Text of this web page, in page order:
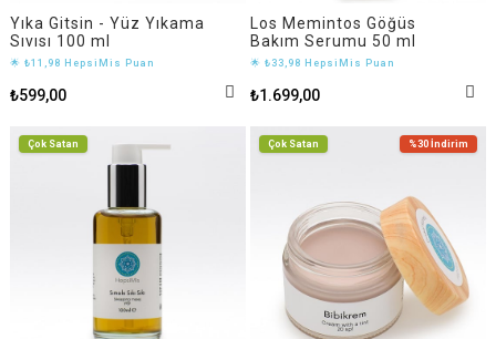
Yıka Gitsin - Yüz Yıkama
Sıvısı 100 ml
🌟 ₺11,98 HepsiMis Puan
₺599,00
Los Memintos Göğüs
Bakım Serumu 50 ml
🌟 ₺33,98 HepsiMis Puan
₺1.699,00
Çok Satan %30 İndirim
Çok Satan